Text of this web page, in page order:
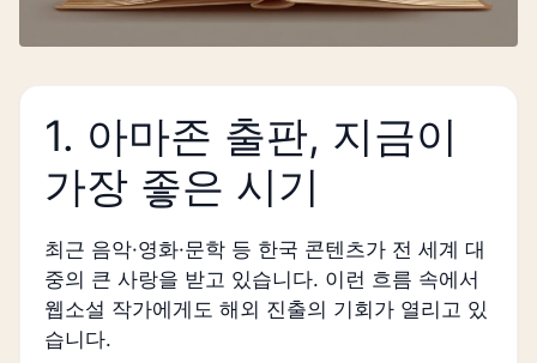
1. 아마존 출판, 지금이
가장 좋은 시기
최근 음악·영화·문학 등 한국 콘텐츠가 전 세계 대
중의 큰 사랑을 받고 있습니다. 이런 흐름 속에서
웹소설 작가에게도 해외 진출의 기회가 열리고 있
습니다.